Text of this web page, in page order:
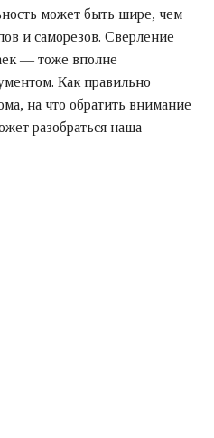
может быть шире, чем
и саморезов. Сверление
— тоже вполне
Как правильно
на что обратить внимание
разобраться наша